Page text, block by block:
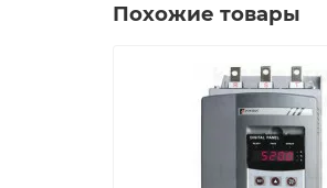
Похожие товары